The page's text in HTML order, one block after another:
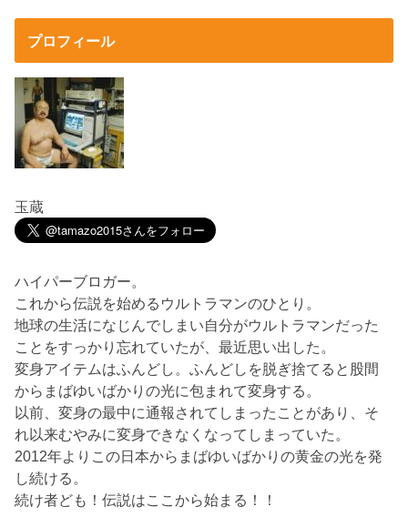
プロフィール
玉蔵
ハイパーブロガー。
これから伝説を始めるウルトラマンのひとり。
地球の生活になじんでしまい自分がウルトラマンだった
ことをすっかり忘れていたが、最近思い出した。
変身アイテムはふんどし。ふんどしを脱ぎ捨てると股間
からまばゆいばかりの光に包まれて変身する。
以前、変身の最中に通報されてしまったことがあり、そ
れ以来むやみに変身できなくなってしまっていた。
2012年よりこの日本からまばゆいばかりの黄金の光を発
し続ける。
続け者ども！伝説はここから始まる！！